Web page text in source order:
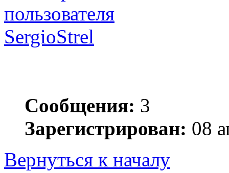
SergioStrel
Сообщения: 3
Зарегистрирован: 08
Вернуться к началу